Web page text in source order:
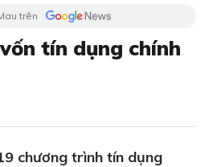
trên
tín dụng chính
chương trình tín dụng